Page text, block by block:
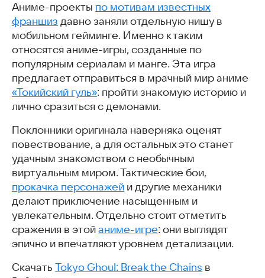
My Talking Tom Friends
Школьница Симулятор Жизни
Призыв Героев
ReadManga
Flower Girls
Мита из MiSide
Скачать аниме-игры
Часто задаваемые вопросы
Аниме-проекты по мотивам известных
франшиз давно заняли отдельную нишу в
мобильном гейминге. Именно к таким
относятся аниме-игры, созданные по
популярным сериалам и манге. Эта игра
предлагает отправиться в мрачный мир аниме
«Токийский гуль»: пройти знакомую историю и
лично сразиться с демонами.
Поклонники оригинала наверняка оценят
повествование, а для остальных это станет
удачным знакомством с необычным
виртуальным миром. Тактические бои,
прокачка персонажей и другие механики
делают приключение насыщенным и
увлекательным. Отдельно стоит отметить
сражения в этой аниме-игре: они выглядят
эпично и впечатляют уровнем детализации.
Скачать Tokyo Ghoul: Break the Chains в